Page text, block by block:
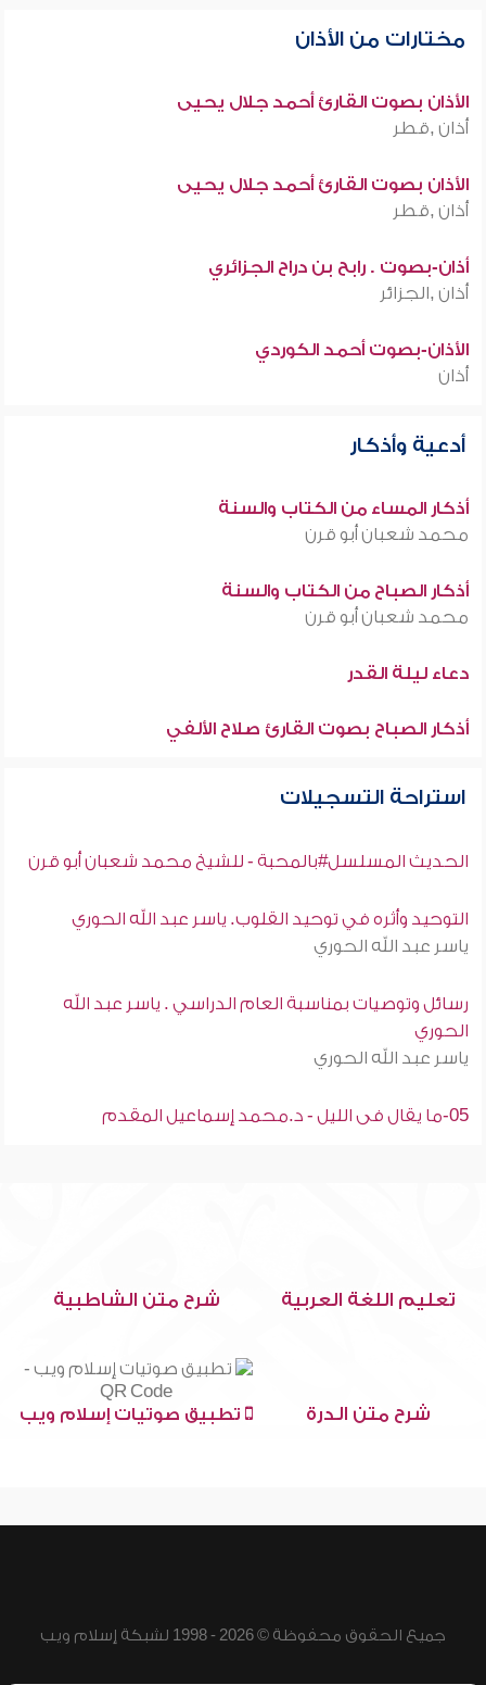
مختارات من الأذان
الأذان بصوت القارئ أحمد جلال يحيى
أذان ,قطر
الأذان بصوت القارئ أحمد جلال يحيى
أذان ,قطر
أذان-بصوت . رابح بن دراح الجزائري
أذان ,الجزائر
الأذان-بصوت أحمد الكوردي
أذان
أدعية وأذكار
أذكار المساء من الكتاب والسنة
محمد شعبان أبو قرن
أذكار الصباح من الكتاب والسنة
محمد شعبان أبو قرن
دعاء ليلة القدر
أذكار الصباح بصوت القارئ صلاح الألفي
استراحة التسجيلات
الحديث المسلسل#بالمحبة - للشيخ محمد شعبان أبو قرن
التوحيد وأثره في توحيد القلوب. ياسر عبد الله الحوري
ياسر عبد الله الحوري
رسائل وتوصيات بمناسبة العام الدراسي . ياسر عبد الله
الحوري
ياسر عبد الله الحوري
05-ما يقال فى الليل - د.محمد إسماعيل المقدم
تعليم اللغة العربية شرح متن الشاطبية
شرح متن الدرة تطبيق صوتيات إسلام ويب
جميع الحقوق محفوظة © 2026 - 1998 لشبكة إسلام ويب